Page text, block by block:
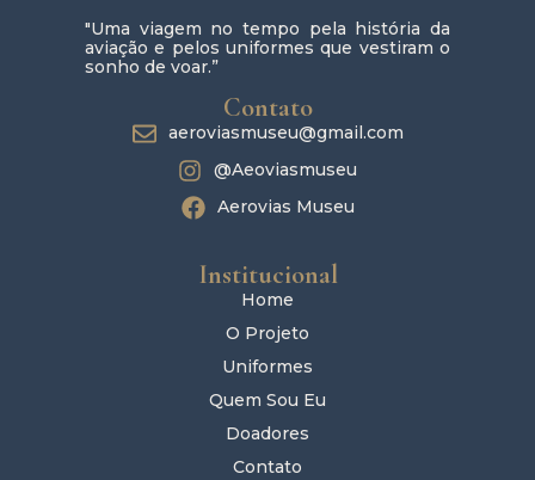
"Uma viagem no tempo pela história da
aviação e pelos uniformes que vestiram o
sonho de voar.”
Contato
aeroviasmuseu@gmail.com
@Aeoviasmuseu
Aerovias Museu
Institucional
Home
O Projeto
Uniformes
Quem Sou Eu
Doadores
Contato